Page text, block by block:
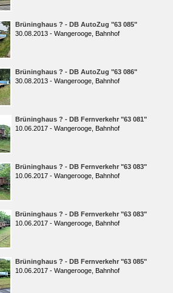
Brüninghaus ? - DB AutoZug "63 085"
30.08.2013 - Wangerooge, Bahnhof
Brüninghaus ? - DB AutoZug "63 086"
30.08.2013 - Wangerooge, Bahnhof
Brüninghaus ? - DB Fernverkehr "63 081"
10.06.2017 - Wangerooge, Bahnhof
Brüninghaus ? - DB Fernverkehr "63 083"
10.06.2017 - Wangerooge, Bahnhof
Brüninghaus ? - DB Fernverkehr "63 083"
10.06.2017 - Wangerooge, Bahnhof
Brüninghaus ? - DB Fernverkehr "63 085"
10.06.2017 - Wangerooge, Bahnhof